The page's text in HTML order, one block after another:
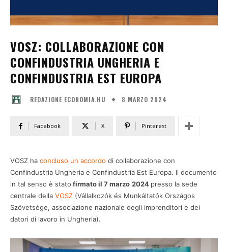
VOSZ: COLLABORAZIONE CON
CONFINDUSTRIA UNGHERIA E
CONFINDUSTRIA EST EUROPA
REDAZIONE ECONOMIA.HU 8 MARZO 2024
Facebook X Pinterest
VOSZ ha concluso un accordo di collaborazione con
Confindustria Ungheria e Confindustria Est Europa. Il documento
in tal senso è stato firmato il 7 marzo 2024 presso la sede
centrale della VOSZ (Vállalkozók és Munkáltatók Országos
Szövetsége, associazione nazionale degli imprenditori e dei
datori di lavoro in Ungheria).